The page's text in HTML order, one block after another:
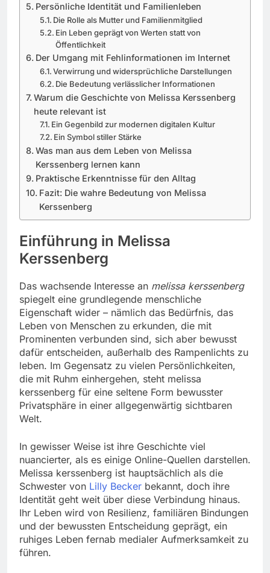
Persönliche Identität und Familienleben
Die Rolle als Mutter und Familienmitglied
Ein Leben geprägt von Werten statt von
Öffentlichkeit
Der Umgang mit Fehlinformationen im Internet
Verwirrung und widersprüchliche Darstellungen
Die Bedeutung verlässlicher Informationen
Warum die Geschichte von Melissa Kerssenberg
heute relevant ist
Ein Gegenbild zur modernen digitalen Kultur
Ein Symbol stiller Stärke
Was man aus dem Leben von Melissa
Kerssenberg lernen kann
Praktische Erkenntnisse für den Alltag
Fazit: Die wahre Bedeutung von Melissa
Kerssenberg
Einführung in Melissa
Kerssenberg
Das wachsende Interesse an melissa kerssenberg
spiegelt eine grundlegende menschliche
Eigenschaft wider – nämlich das Bedürfnis, das
Leben von Menschen zu erkunden, die mit
Prominenten verbunden sind, sich aber bewusst
dafür entscheiden, außerhalb des Rampenlichts zu
leben. Im Gegensatz zu vielen Persönlichkeiten,
die mit Ruhm einhergehen, steht melissa
kerssenberg für eine seltene Form bewusster
Privatsphäre in einer allgegenwärtig sichtbaren
Welt.
In gewisser Weise ist ihre Geschichte viel
nuancierter, als es einige Online-Quellen darstellen.
Melissa kerssenberg ist hauptsächlich als die
Schwester von Lilly Becker bekannt, doch ihre
Identität geht weit über diese Verbindung hinaus.
Ihr Leben wird von Resilienz, familiären Bindungen
und der bewussten Entscheidung geprägt, ein
ruhiges Leben fernab medialer Aufmerksamkeit zu
führen.